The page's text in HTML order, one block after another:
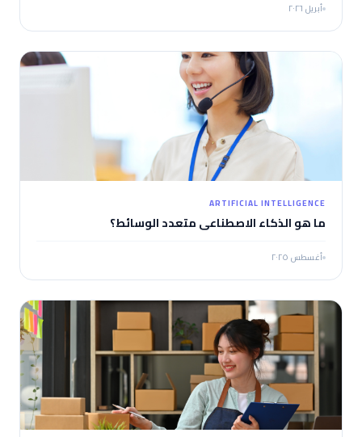
أبريل ٢٠٢٦
ARTIFICIAL INTELLIGENCE
ما هو الذكاء الاصطناعي متعدد الوسائط؟
أغسطس ٢٠٢٥